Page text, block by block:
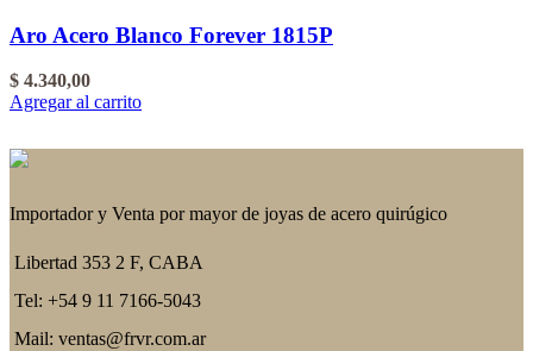
Aro Acero Blanco Forever 1815P
$ 4.340,00
Agregar al carrito
Importador y Venta por mayor de joyas de acero quirúgico
Libertad 353 2 F, CABA
Tel: +54 9 11 7166-5043
Mail: ventas@frvr.com.ar